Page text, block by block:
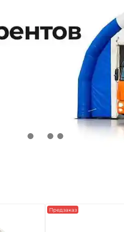
Предзаказ